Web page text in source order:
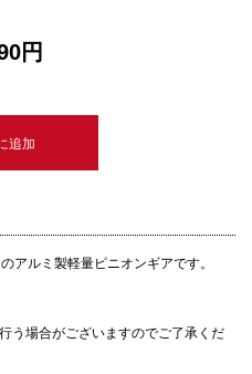
円
アルミ製軽量ピニオンギアです。
う場合がございますのでご了承くだ